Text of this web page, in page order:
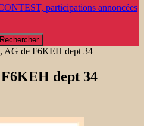
participations annoncées
AG de F6KEH dept 34
dept 34